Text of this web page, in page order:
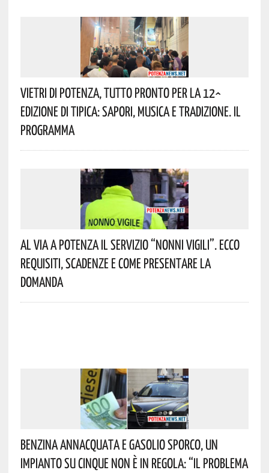
Vietri Di Potenza, Tutto Pronto Per La 12^
Edizione Di Tipica: Sapori, Musica E Tradizione. Il
Programma
Al Via A Potenza Il Servizio “Nonni Vigili”. Ecco
Requisiti, Scadenze E Come Presentare La
Domanda
Benzina Annacquata E Gasolio Sporco, Un
Impianto Su Cinque Non È In Regola: “il Problema